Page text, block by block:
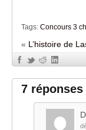
Tags: Concours 3
« L’histoire de
7 réponses